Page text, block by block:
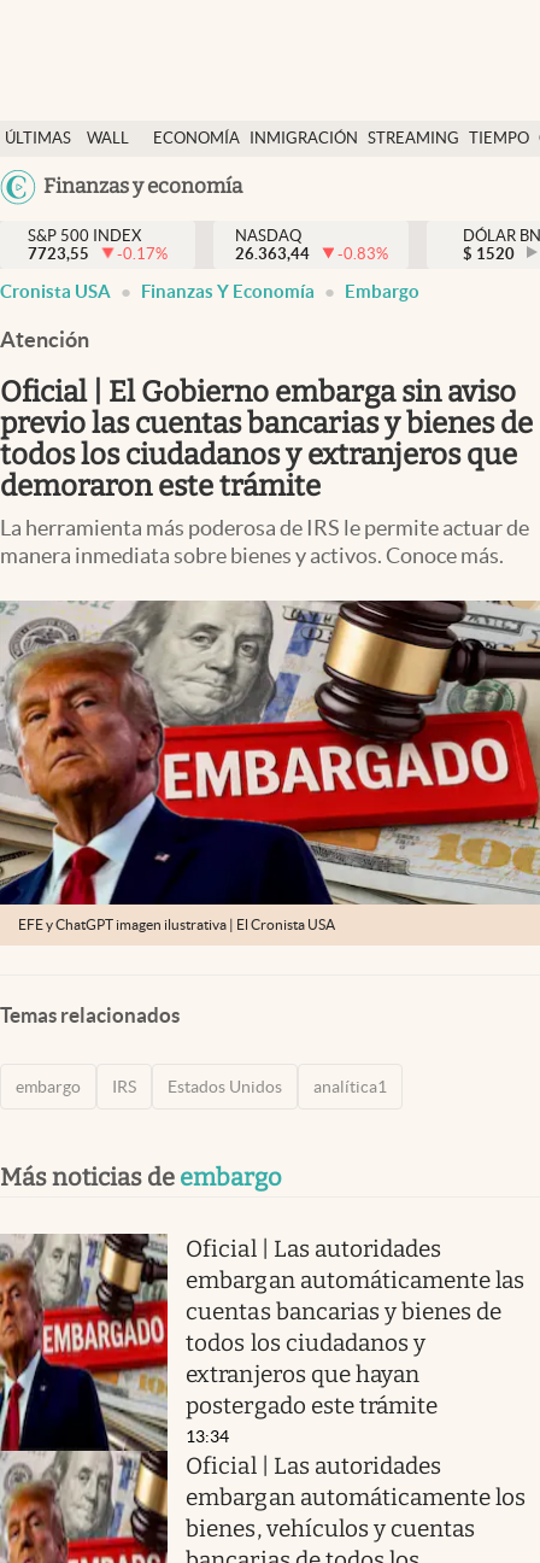
ÚLTIMAS
NOTICIAS
WALL
DÓLAR
ECONOMÍA INMIGRACIÓN STREAMING TIEMPO
México
Finanzas y economía
Finanzas y economía
Wall Street y dólar
Inmigración
Espiritual
Streaming
Lifestyle
USA
S&P 500 INDEX
7723,55
-0.17%
NASDAQ
26.363,44
-0.83%
DÓLAR
$ 1520
Cronista USA Finanzas Y Economía Embargo
Atención
Oficial | El Gobierno embarga sin aviso
previo las cuentas bancarias y bienes de
todos los ciudadanos y extranjeros que
demoraron este trámite
La herramienta más poderosa de IRS le permite actuar de
manera inmediata sobre bienes y activos. Conoce más.
EFE y ChatGPT imagen ilustrativa | El Cronista USA
Temas relacionados
embargo IRS Estados Unidos analítica1
Más noticias de embargo
Oficial | Las autoridades
embargan automáticamente las
cuentas bancarias y bienes de
todos los ciudadanos y
extranjeros que hayan
postergado este trámite
13:34
Oficial | Las autoridades
embargan automáticamente los
bienes, vehículos y cuentas